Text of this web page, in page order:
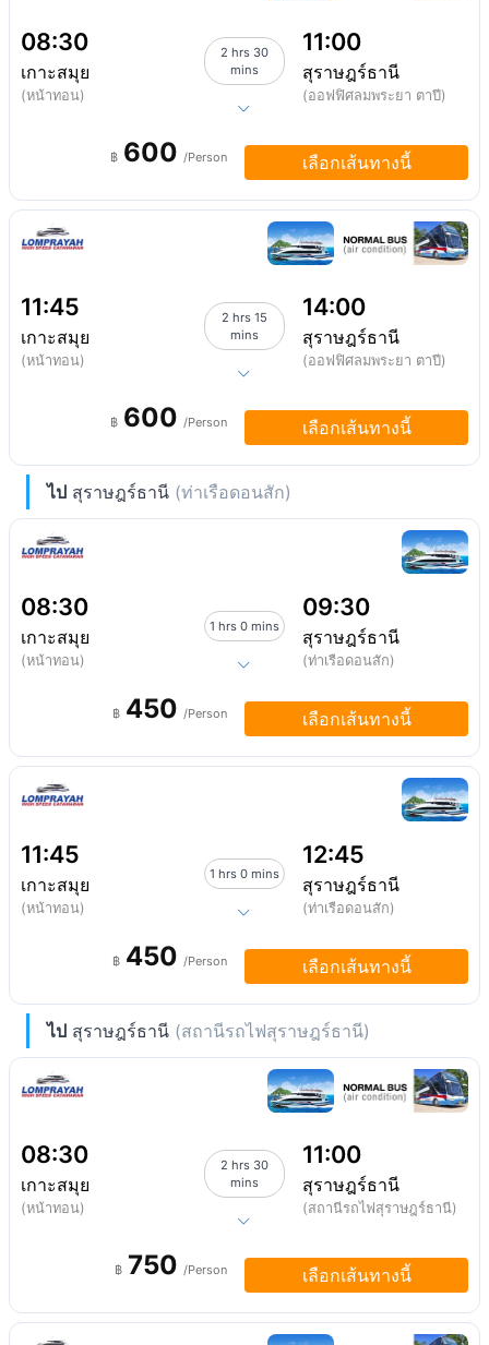
08:30
เกาะสมุย
(หน้าทอน)
2 hrs 30
mins
11:00
สุราษฎร์ธานี
(ออฟฟิศลมพระยา ตาปี)
฿ 600 /Person เลือกเส้นทางนี้
11:45
เกาะสมุย
(หน้าทอน)
2 hrs 15
mins
14:00
สุราษฎร์ธานี
(ออฟฟิศลมพระยา ตาปี)
฿ 600 /Person เลือกเส้นทางนี้
ไป สุราษฎร์ธานี (ท่าเรือดอนสัก)
08:30
เกาะสมุย
(หน้าทอน)
1 hrs 0 mins
09:30
สุราษฎร์ธานี
(ท่าเรือดอนสัก)
฿ 450 /Person เลือกเส้นทางนี้
11:45
เกาะสมุย
(หน้าทอน)
1 hrs 0 mins
12:45
สุราษฎร์ธานี
(ท่าเรือดอนสัก)
฿ 450 /Person เลือกเส้นทางนี้
ไป สุราษฎร์ธานี (สถานีรถไฟสุราษฎร์ธานี)
08:30
เกาะสมุย
(หน้าทอน)
2 hrs 30
mins
11:00
สุราษฎร์ธานี
(สถานีรถไฟสุราษฎร์ธานี)
฿ 750 /Person เลือกเส้นทางนี้